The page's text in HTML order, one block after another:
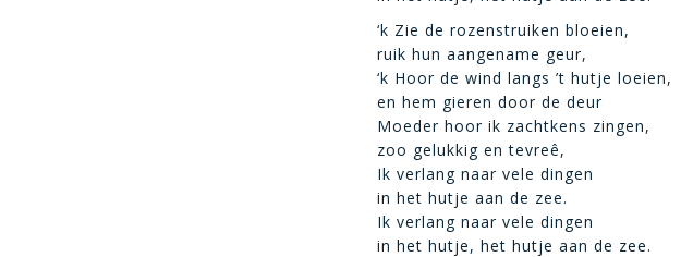
‘k Zie de rozenstruiken bloeien,
ruik hun aangename geur,
‘k Hoor de wind langs ’t hutje loeien,
en hem gieren door de deur
Moeder hoor ik zachtkens zingen,
zoo gelukkig en tevreê,
Ik verlang naar vele dingen
in het hutje aan de zee.
Ik verlang naar vele dingen
in het hutje, het hutje aan de zee.